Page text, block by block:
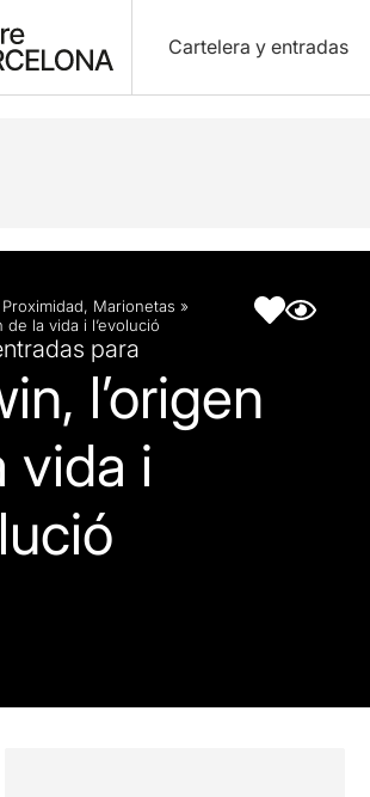
Cartelera y entradas
Ficha artística
Proximidad, Marionetas »
de la vida i l’evolució
para
l’origen
vida i